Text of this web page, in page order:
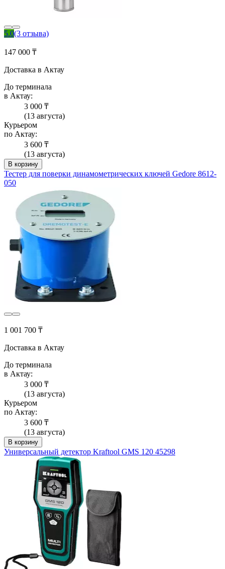
5.0(3 отзыва)
147 000 ₸
Доставка в Актау
До терминала
в Актау:
3 000 ₸
(13 августа)
Курьером
по Актау:
3 600 ₸
(13 августа)
В корзину
Тестер для поверки динамометрических ключей Gedore 8612-
050
1 001 700 ₸
Доставка в Актау
До терминала
в Актау:
3 000 ₸
(13 августа)
Курьером
по Актау:
3 600 ₸
(13 августа)
В корзину
Универсальный детектор Kraftool GMS 120 45298